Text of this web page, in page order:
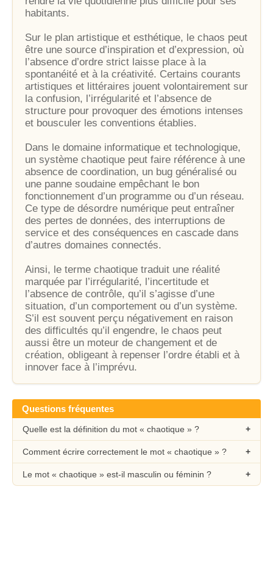
habitants.
Sur le plan artistique et esthétique, le chaos peut
être une source d’inspiration et d’expression, où
l’absence d’ordre strict laisse place à la
spontanéité et à la créativité. Certains courants
artistiques et littéraires jouent volontairement sur
la confusion, l’irrégularité et l’absence de
structure pour provoquer des émotions intenses
et bousculer les conventions établies.
Dans le domaine informatique et technologique,
un système chaotique peut faire référence à une
absence de coordination, un bug généralisé ou
une panne soudaine empêchant le bon
fonctionnement d’un programme ou d’un réseau.
Ce type de désordre numérique peut entraîner
des pertes de données, des interruptions de
service et des conséquences en cascade dans
d’autres domaines connectés.
Ainsi, le terme chaotique traduit une réalité
marquée par l’irrégularité, l’incertitude et
l’absence de contrôle, qu’il s’agisse d’une
situation, d’un comportement ou d’un système.
S’il est souvent perçu négativement en raison
des difficultés qu’il engendre, le chaos peut
aussi être un moteur de changement et de
création, obligeant à repenser l’ordre établi et à
innover face à l’imprévu.
Questions fréquentes
Quelle est la définition du mot « chaotique » ?
Comment écrire correctement le mot « chaotique » ?
Le mot « chaotique » est-il masculin ou féminin ?